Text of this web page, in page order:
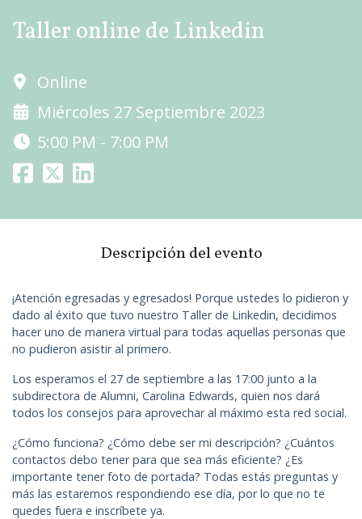
Taller online de Linkedin
Online
Miércoles 27 Septiembre 2023
5:00 PM - 7:00 PM
Descripción del evento
¡Atención egresadas y egresados! Porque ustedes lo pidieron y
dado al éxito que tuvo nuestro Taller de Linkedin, decidimos
hacer uno de manera virtual para todas aquellas personas que
no pudieron asistir al primero.
Los esperamos el 27 de septiembre a las 17:00 junto a la
subdirectora de Alumni, Carolina Edwards, quien nos dará
todos los consejos para aprovechar al máximo esta red social.
¿Cómo funciona? ¿Cómo debe ser mi descripción? ¿Cuántos
contactos debo tener para que sea más eficiente? ¿Es
importante tener foto de portada? Todas estás preguntas y
más las estaremos respondiendo ese día, por lo que no te
quedes fuera e inscríbete ya.